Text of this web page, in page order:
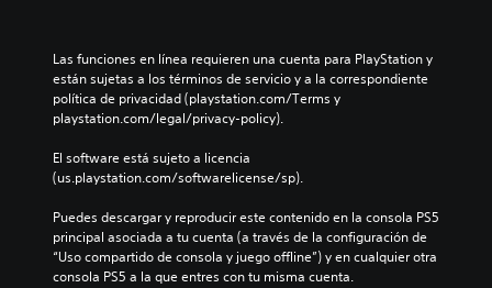
Las funciones en línea requieren una cuenta para PlayStation y
están sujetas a los términos de servicio y a la correspondiente
política de privacidad (playstation.com/Terms y
playstation.com/legal/privacy-policy).
El software está sujeto a licencia
(us.playstation.com/softwarelicense/sp).
Puedes descargar y reproducir este contenido en la consola PS5
principal asociada a tu cuenta (a través de la configuración de
“Uso compartido de consola y juego offline”) y en cualquier otra
consola PS5 a la que entres con tu misma cuenta.